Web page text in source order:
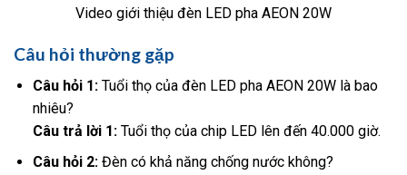
Video giới thiệu đèn LED pha AEON 20W
Câu hỏi thường gặp
Câu hỏi 1:Tuổi thọ của đèn LED pha AEON 20W là bao
nhiêu?
Câu trả lời 1:Tuổi thọ của chip LED lên đến 40.000 giờ.
Câu hỏi 2:Đèn có khả năng chống nước không?